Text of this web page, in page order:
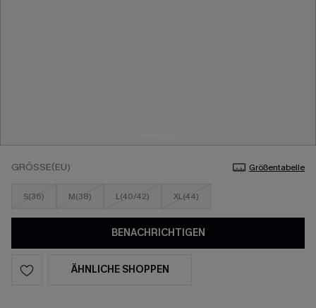
GRÖSSE(EU) Größentabelle
S(36) M(38) L(40/42) XL(44)
BENACHRICHTIGEN
ÄHNLICHE SHOPPEN